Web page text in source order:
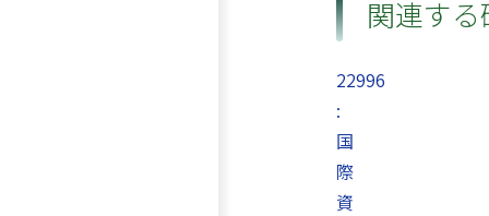
関連す
22996
:
国
際
資